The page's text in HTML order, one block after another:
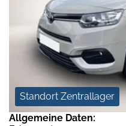
Standort Zentrallager
Allgemeine Daten: